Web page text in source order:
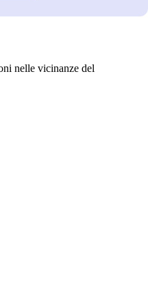
nelle vicinanze del